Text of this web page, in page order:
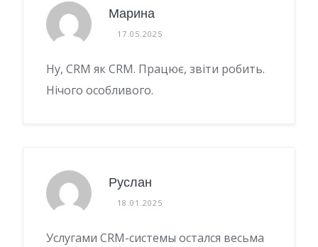
Марина
17.05.2025
Ну, CRM як CRM. Працює, звіти робить.
Нічого особливого.
Руслан
18.01.2025
Услугами CRM-системы остался весьма